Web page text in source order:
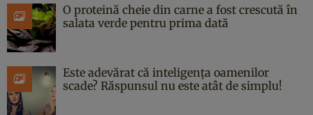
O proteină cheie din carne a fost crescută în
salata verde pentru prima dată
Este adevărat că inteligența oamenilor
scade? Răspunsul nu este atât de simplu!